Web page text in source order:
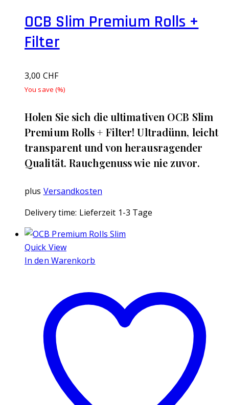
OCB Slim Premium Rolls +
Filter
3,00 CHF
You save (%)
Holen Sie sich die ultimativen OCB Slim
Premium Rolls + Filter! Ultradünn, leicht
transparent und von herausragender
Qualität. Rauchgenuss wie nie zuvor.
plus Versandkosten
Delivery time: Lieferzeit 1-3 Tage
Quick View
In den Warenkorb